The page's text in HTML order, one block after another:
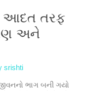
આદત તરફ
અને
srishti
ભાગ બની ગયો